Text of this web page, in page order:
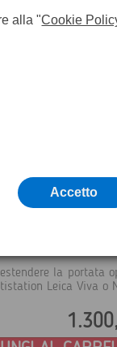
la portata
Leica Viva o
alla "Cookie
Accetto